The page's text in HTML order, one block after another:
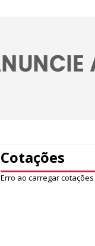
Cotações
Erro ao carregar cotações